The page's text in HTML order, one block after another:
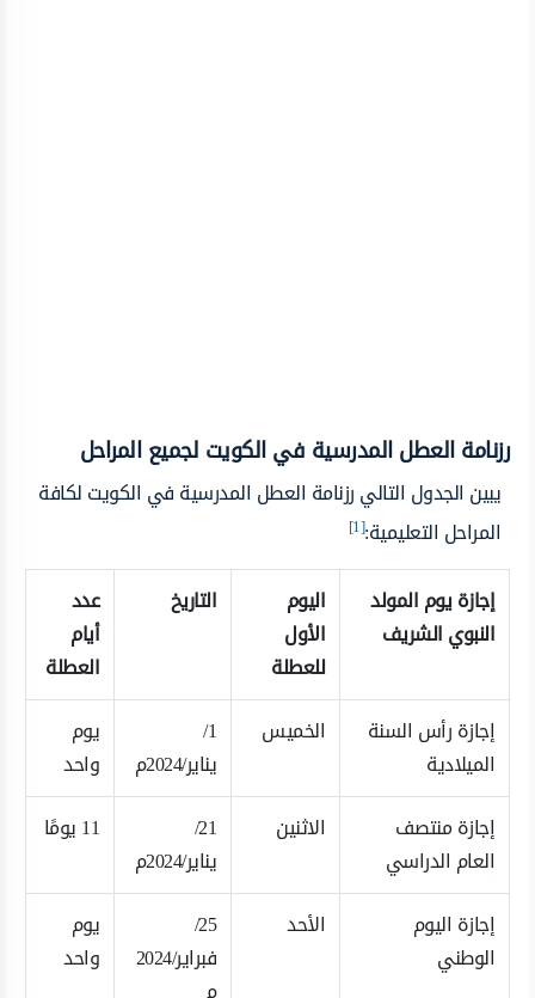
رزنامة العطل المدرسية في الكويت لجميع المراحل
يبين الجدول التالي رزنامة العطل المدرسية في الكويت لكافة
المراحل التعليمية:[1]
إجازة يوم المولد
النبوي الشريف
اليوم
الأول
للعطلة
التاريخ
عدد
أيام
العطلة
إجازة رأس السنة
الميلادية
الخميس
1/
يناير/2024م
يوم
واحد
إجازة منتصف
العام الدراسي
الاثنين
21/
يناير/2024م
11 يومًا
إجازة اليوم
الوطني
الأحد
25/
فبراير/2024
يوم
واحد